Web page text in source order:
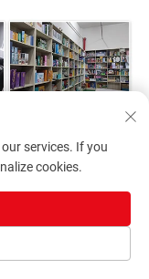
services. If you
cookies.